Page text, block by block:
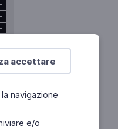
accettare
navigazione
e/o